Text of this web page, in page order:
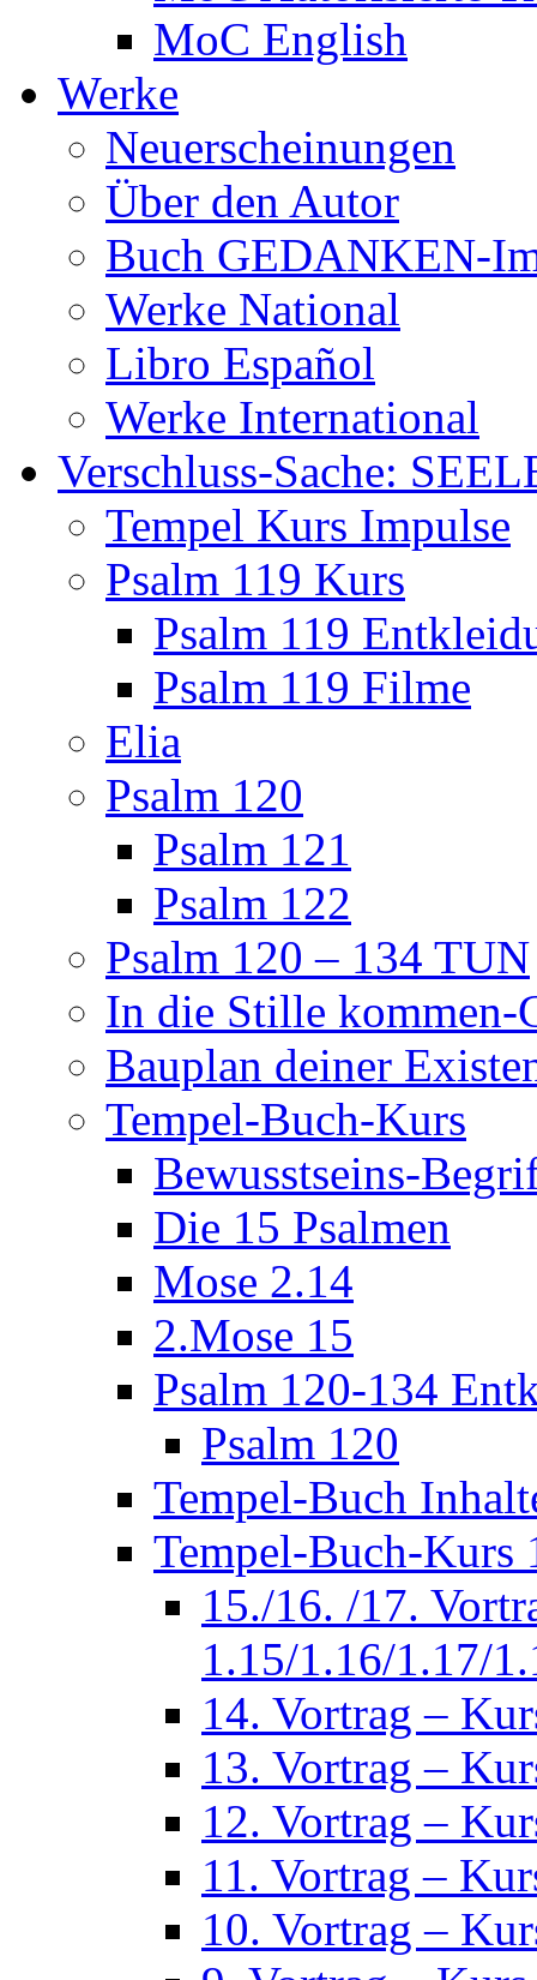
MoC English
Werke
Neuerscheinungen
Über den Autor
Buch GEDANKEN-
Werke National
Libro Español
Werke International
Verschluss-Sache:
Tempel Kurs Impulse
Psalm 119 Kurs
Psalm 119
Psalm 119 Filme
Elia
Psalm 120
Psalm 121
Psalm 122
Psalm 120 – 134 TUN
In die Stille kommen-
Bauplan deiner
Tempel-Buch-Kurs
Bewusstseins-
Die 15 Psalmen
Mose 2.14
2.Mose 15
Psalm 120-134
Psalm 120
Tempel-Buch
Tempel-Buch-Kurs
15./16. /17.
1.15/1.16/1.17/
14. Vortrag –
13. Vortrag –
12. Vortrag –
11. Vortrag –
10. Vortrag –